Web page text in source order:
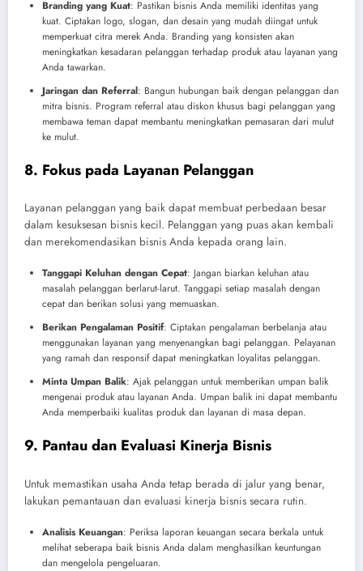
Branding yang Kuat: Pastikan bisnis Anda memiliki identitas yang
kuat. Ciptakan logo, slogan, dan desain yang mudah diingat untuk
memperkuat citra merek Anda. Branding yang konsisten akan
meningkatkan kesadaran pelanggan terhadap produk atau layanan yang
Anda tawarkan.
Jaringan dan Referral: Bangun hubungan baik dengan pelanggan dan
mitra bisnis. Program referral atau diskon khusus bagi pelanggan yang
membawa teman dapat membantu meningkatkan pemasaran dari mulut
ke mulut.
8. Fokus pada Layanan Pelanggan
Layanan pelanggan yang baik dapat membuat perbedaan besar
dalam kesuksesan bisnis kecil. Pelanggan yang puas akan kembali
dan merekomendasikan bisnis Anda kepada orang lain.
Tanggapi Keluhan dengan Cepat: Jangan biarkan keluhan atau
masalah pelanggan berlarut-larut. Tanggapi setiap masalah dengan
cepat dan berikan solusi yang memuaskan.
Berikan Pengalaman Positif: Ciptakan pengalaman berbelanja atau
menggunakan layanan yang menyenangkan bagi pelanggan. Pelayanan
yang ramah dan responsif dapat meningkatkan loyalitas pelanggan.
Minta Umpan Balik: Ajak pelanggan untuk memberikan umpan balik
mengenai produk atau layanan Anda. Umpan balik ini dapat membantu
Anda memperbaiki kualitas produk dan layanan di masa depan.
9. Pantau dan Evaluasi Kinerja Bisnis
Untuk memastikan usaha Anda tetap berada di jalur yang benar,
lakukan pemantauan dan evaluasi kinerja bisnis secara rutin.
Analisis Keuangan: Periksa laporan keuangan secara berkala untuk
melihat seberapa baik bisnis Anda dalam menghasilkan keuntungan
dan mengelola pengeluaran.